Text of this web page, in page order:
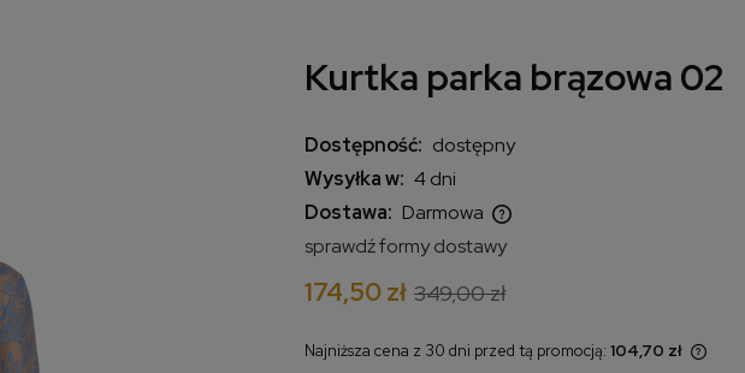
Kurtka parka brązowa 02
Dostępność: dostępny
Wysyłka w: 4 dni
Dostawa: Darmowa
kosztów płatności
sprawdź formy dostawy
174,50 zł 349,00 zł
Najniższa cena z 30 dni przed tą promocją: 104,70 zł